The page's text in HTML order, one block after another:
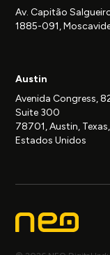
Av. Capitão
1885-091,
Austin
Avenida Congress,
Suite 300
78701, Austin, Texas,
Estados Unidos